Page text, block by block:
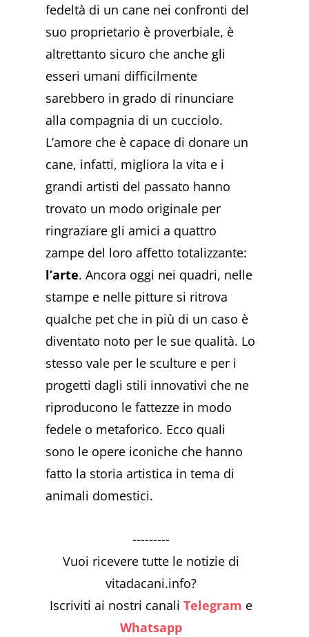
fedeltà di un cane nei confronti del
suo proprietario è proverbiale, è
altrettanto sicuro che anche gli
esseri umani difficilmente
sarebbero in grado di rinunciare
alla compagnia di un cucciolo.
L’amore che è capace di donare un
cane, infatti, migliora la vita e i
grandi artisti del passato hanno
trovato un modo originale per
ringraziare gli amici a quattro
zampe del loro affetto totalizzante:
l’arte. Ancora oggi nei quadri, nelle
stampe e nelle pitture si ritrova
qualche pet che in più di un caso è
diventato noto per le sue qualità. Lo
stesso vale per le sculture e per i
progetti dagli stili innovativi che ne
riproducono le fattezze in modo
fedele o metaforico. Ecco quali
sono le opere iconiche che hanno
fatto la storia artistica in tema di
animali domestici.
---------
Vuoi ricevere tutte le notizie di
vitadacani.info?
Iscriviti ai nostri canaliTelegram e
Whatsapp